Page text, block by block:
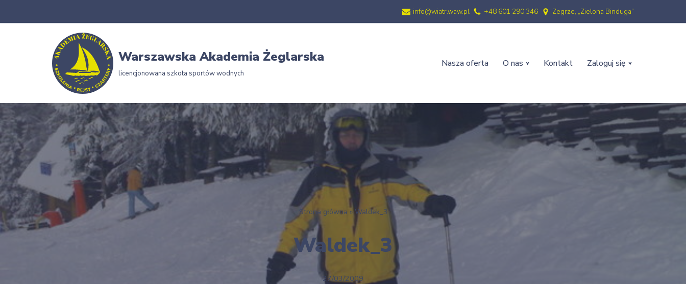
info@wiatr.waw.pl +48 601 290 346 Zegrze, „Zielona Binduga”
Warszawska Akademia Żeglarska
licencjonowana szkoła sportów wodnych
Nasza oferta O nas Kontakt Zaloguj się
Strona główna »Waldek_3
Waldek_3
27/03/2009